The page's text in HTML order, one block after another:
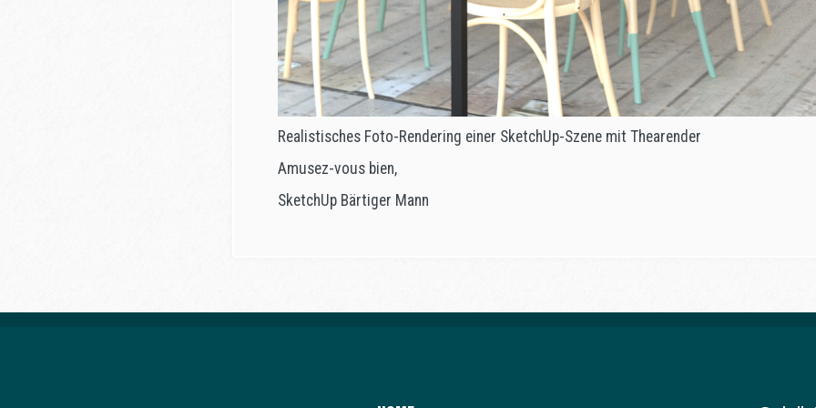
Realistisches Foto-Rendering einer SketchUp-Szene mit Thearender
Amusez-vous bien,
SketchUp Bärtiger Mann